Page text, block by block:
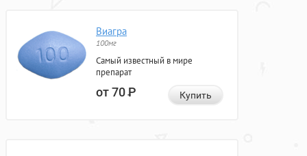
Виагра
100мг
Самый известный в мире
препарат
от 70Р Купить